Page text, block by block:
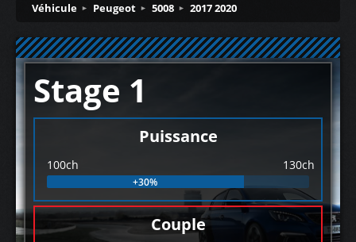
Véhicule Peugeot 5008 2017 2020
Stage 1
Puissance
100ch 130ch
+30%
Couple